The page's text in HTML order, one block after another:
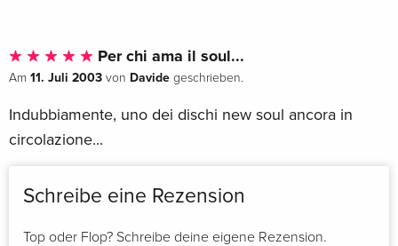
Per chi ama il soul...
Am 11. Juli 2003 von Davide geschrieben.
Indubbiamente, uno dei dischi new soul ancora in
circolazione...
Schreibe eine Rezension
Top oder Flop? Schreibe deine eigene Rezension.